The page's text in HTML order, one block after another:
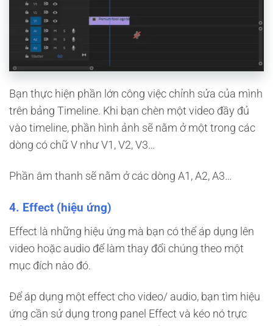
Bạn thực hiện phần lớn công việc chỉnh sửa của mình
trên bảng Timeline. Khi bạn chèn một video đầy đủ
vào timeline, phần hình ảnh sẽ nằm ở một trong các
dòng có chữ V như V1, V2, V3…
Phần âm thanh sẽ nằm ở các dòng A1, A2, A3…
4. Effect (hiệu ứng)
Effect là những hiệu ứng mà bạn có thể áp dụng lên
video hoặc audio để làm thay đổi chúng theo một
mục đích nào đó.
Để áp dụng một effect cho video/ audio, bạn tìm hiệu
ứng cần sử dụng trong panel Effect và kéo nó trực